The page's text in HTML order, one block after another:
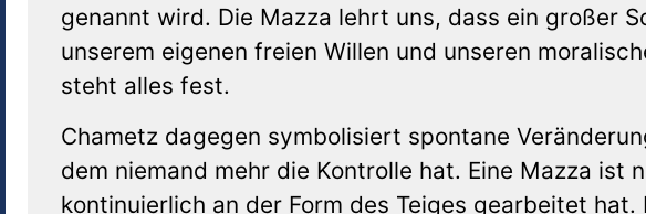
genannt wird. Die Mazza lehrt uns, dass ein großer
unserem eigenen freien Willen und unseren
steht alles fest.
Chametz dagegen symbolisiert spontane
dem niemand mehr die Kontrolle hat. Eine Mazza ist
kontinuierlich an der Form des Teiges gearbeitet